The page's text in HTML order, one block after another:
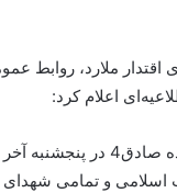
اقتدار ملارد، روابط
اعلام کرد:
موج 64 عملیات وعده صادق4
اسلامی و تمامی